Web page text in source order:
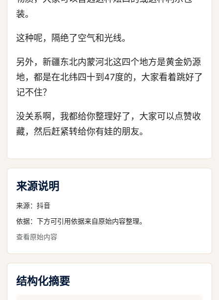
装。
这种呢，隔绝了空气和光线。
另外，新疆东北内蒙河北这四个地方是黄金奶源
地，都是在北纬四十到47度的，大家看着跳好了
记不住？
没关系啊，我都给你整理好了，大家可以点赞收
藏，然后赶紧转给你有娃的朋友。
来源说明
来源： 抖音
依据：下方可引用依据来自原始内容整理。
查看原始内容
结构化摘要